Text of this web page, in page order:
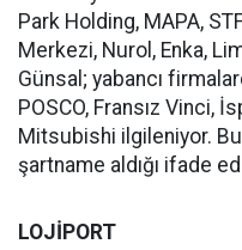
Park Holding, MAPA,
Merkezi, Nurol, Enka,
Günsal; yabancı
POSCO, Fransız Vinci,
Mitsubishi ilgileniyor.
şartname aldığı ifade
LOJİPORT